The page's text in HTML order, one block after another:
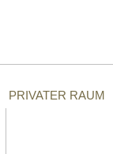
PRIVATER RAUM